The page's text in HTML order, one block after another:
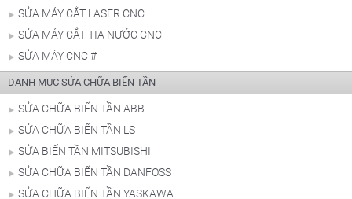
SỬA MÁY CẮT LASER CNC
SỬA MÁY CẮT TIA NƯỚC CNC
SỬA MÁY CNC #
DANH MỤC SỬA CHỮA BIẾN TẦN
SỬA CHỮA BIẾN TẦN ABB
SỬA CHỮA BIẾN TẦN LS
SỬA BIẾN TẦN MITSUBISHI
SỬA CHỮA BIẾN TẦN DANFOSS
SỬA CHỮA BIẾN TẦN YASKAWA